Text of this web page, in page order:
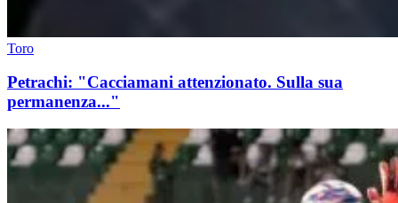
Toro
Petrachi: "Cacciamani attenzionato. Sulla sua
permanenza..."